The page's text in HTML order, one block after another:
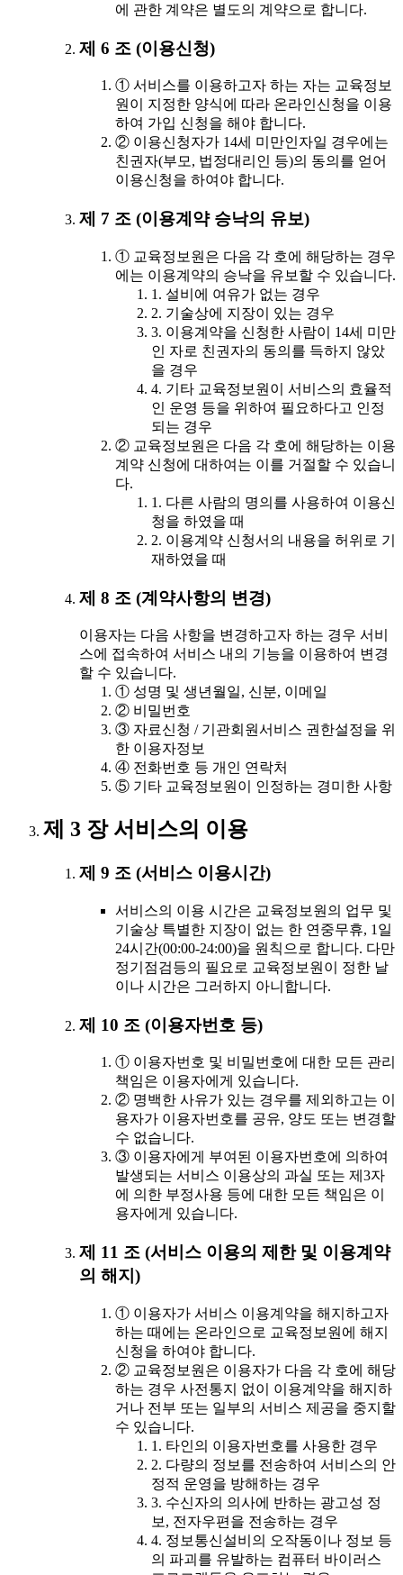
에 관한 계약은 별도의 계약으로 합니다.
제 6 조 (이용신청)
① 서비스를 이용하고자 하는 자는 교육정보
원이 지정한 양식에 따라 온라인신청을 이용
하여 가입 신청을 해야 합니다.
② 이용신청자가 14세 미만인자일 경우에는
친권자(부모, 법정대리인 등)의 동의를 얻어
이용신청을 하여야 합니다.
제 7 조 (이용계약 승낙의 유보)
① 교육정보원은 다음 각 호에 해당하는 경우
에는 이용계약의 승낙을 유보할 수 있습니다.
1. 설비에 여유가 없는 경우
2. 기술상에 지장이 있는 경우
3. 이용계약을 신청한 사람이 14세 미만
인 자로 친권자의 동의를 득하지 않았
을 경우
4. 기타 교육정보원이 서비스의 효율적
인 운영 등을 위하여 필요하다고 인정
되는 경우
② 교육정보원은 다음 각 호에 해당하는 이용
계약 신청에 대하여는 이를 거절할 수 있습니
다.
1. 다른 사람의 명의를 사용하여 이용신
청을 하였을 때
2. 이용계약 신청서의 내용을 허위로 기
재하였을 때
제 8 조 (계약사항의 변경)
이용자는 다음 사항을 변경하고자 하는 경우 서비
스에 접속하여 서비스 내의 기능을 이용하여 변경
할 수 있습니다.
① 성명 및 생년월일, 신분, 이메일
② 비밀번호
③ 자료신청 / 기관회원서비스 권한설정을 위
한 이용자정보
④ 전화번호 등 개인 연락처
⑤ 기타 교육정보원이 인정하는 경미한 사항
제 3 장 서비스의 이용
제 9 조 (서비스 이용시간)
서비스의 이용 시간은 교육정보원의 업무 및
기술상 특별한 지장이 없는 한 연중무휴, 1일
24시간(00:00-24:00)을 원칙으로 합니다. 다만
정기점검등의 필요로 교육정보원이 정한 날
이나 시간은 그러하지 아니합니다.
제 10 조 (이용자번호 등)
① 이용자번호 및 비밀번호에 대한 모든 관리
책임은 이용자에게 있습니다.
② 명백한 사유가 있는 경우를 제외하고는 이
용자가 이용자번호를 공유, 양도 또는 변경할
수 없습니다.
③ 이용자에게 부여된 이용자번호에 의하여
발생되는 서비스 이용상의 과실 또는 제3자
에 의한 부정사용 등에 대한 모든 책임은 이
용자에게 있습니다.
제 11 조 (서비스 이용의 제한 및 이용계약
의 해지)
① 이용자가 서비스 이용계약을 해지하고자
하는 때에는 온라인으로 교육정보원에 해지
신청을 하여야 합니다.
② 교육정보원은 이용자가 다음 각 호에 해당
하는 경우 사전통지 없이 이용계약을 해지하
거나 전부 또는 일부의 서비스 제공을 중지할
수 있습니다.
1. 타인의 이용자번호를 사용한 경우
2. 다량의 정보를 전송하여 서비스의 안
정적 운영을 방해하는 경우
3. 수신자의 의사에 반하는 광고성 정
보, 전자우편을 전송하는 경우
4. 정보통신설비의 오작동이나 정보 등
의 파괴를 유발하는 컴퓨터 바이러스